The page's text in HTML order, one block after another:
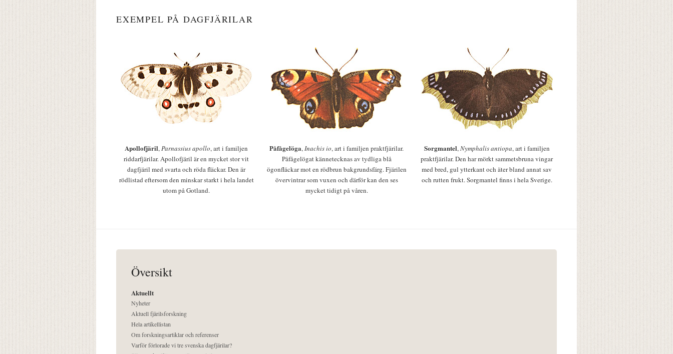
EXEMPEL PÅ DAGFJÄRILAR
Apollofjäril,Parnassius apollo, art i familjen
riddarfjärilar. Apollofjäril är en mycket stor vit
dagfjäril med svarta och röda fläckar. Den är
rödlistad eftersom den minskar starkt i hela landet
utom på Gotland.
Påfågelöga,Inachis io, art i familjen praktfjärilar.
Påfågelögat kännetecknas av tydliga blå
ögonfläckar mot en rödbrun bakgrundsfärg. Fjärilen
övervintrar som vuxen och därför kan den ses
mycket tidigt på våren.
Sorgmantel,Nymphalis antiopa, art i familjen
praktfjärilar. Den har mörkt sammetsbruna vingar
med bred, gul ytterkant och äter bland annat sav
och rutten frukt. Sorgmantel finns i hela Sverige.
Översikt
Aktuellt
Nyheter
Aktuell fjärilsforskning
Hela artikellistan
Om forskningsartiklar och referenser
Varför förlorade vi tre svenska dagfjärilar?